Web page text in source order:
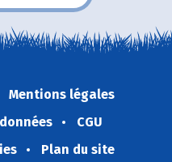
Mentions légales
CGU
Plan du site